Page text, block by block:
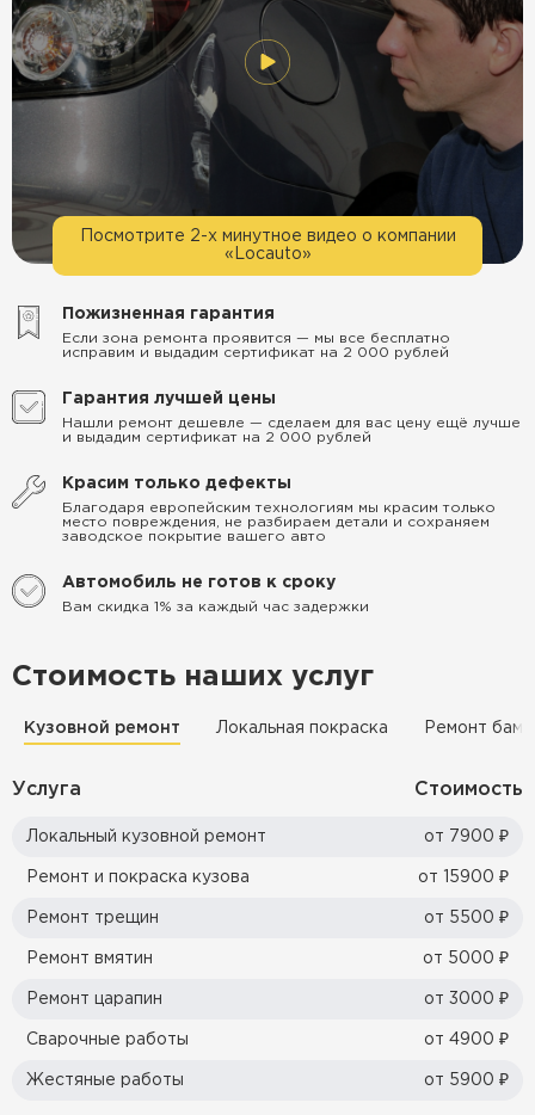
Посмотрите 2-х минутное видео о компании
«Locauto»
Пожизненная гарантия
Если зона ремонта проявится — мы все бесплатно
исправим и выдадим сертификат на 2 000 рублей
Гарантия лучшей цены
Нашли ремонт дешевле — сделаем для вас цену ещё лучше
и выдадим сертификат на 2 000 рублей
Красим только дефекты
Благодаря европейским технологиям мы красим только
место повреждения, не разбираем детали и сохраняем
заводское покрытие вашего авто
Автомобиль не готов к сроку
Вам скидка 1% за каждый час задержки
Стоимость наших услуг
Кузовной ремонт Локальная покраска Ремонт
Услуга Стоимость
Локальный кузовной ремонт от 7900 ₽
Ремонт и покраска кузова от 15900 ₽
Ремонт трещин от 5500 ₽
Ремонт вмятин от 5000 ₽
Ремонт царапин от 3000 ₽
Сварочные работы от 4900 ₽
Жестяные работы от 5900 ₽